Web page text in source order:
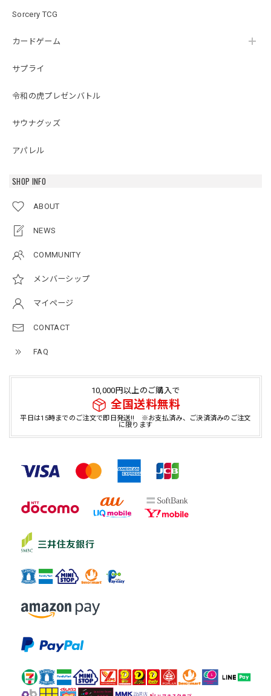
Sorcery TCG
カードゲーム
サプライ
令和の虎プレゼンバトル
サウナグッズ
アパレル
SHOP INFO
ABOUT
NEWS
COMMUNITY
メンバーシップ
マイページ
CONTACT
FAQ
10,000円以上のご購入で
全国送料無料
平日は15時までのご注文で即日発送!! ※お支払済み、ご決済済みのご注文
に限ります